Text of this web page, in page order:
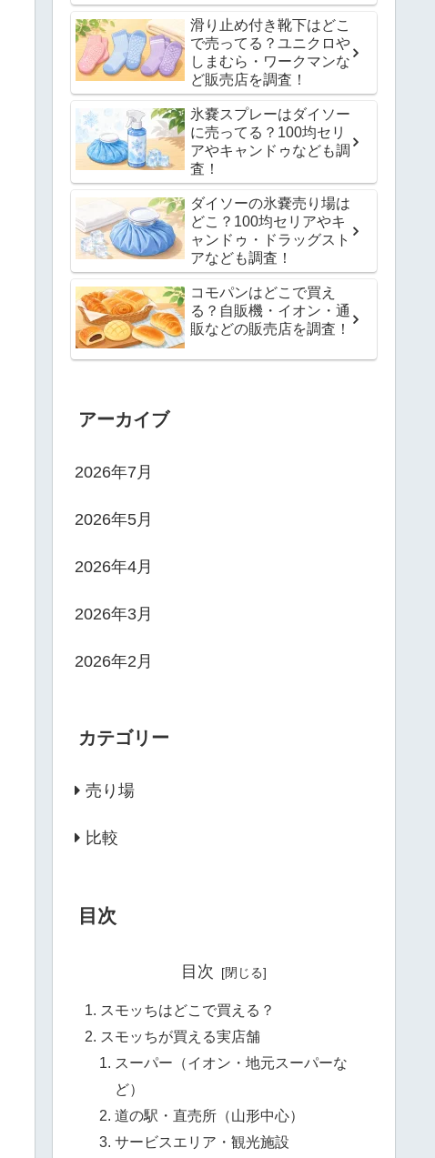
滑り止め付き靴下はどこ
で売ってる？ユニクロや
しまむら・ワークマンな
ど販売店を調査！
氷嚢スプレーはダイソー
に売ってる？100均セリ
アやキャンドゥなども調
査！
ダイソーの氷嚢売り場は
どこ？100均セリアやキ
ャンドゥ・ドラッグスト
アなども調査！
コモパンはどこで買え
る？自販機・イオン・通
販などの販売店を調査！
アーカイブ
2026年7月
2026年5月
2026年4月
2026年3月
2026年2月
カテゴリー
売り場
比較
目次
目次
スモッちはどこで買える？
スモッちが買える実店舗
スーパー（イオン・地元スーパーな
ど）
道の駅・直売所（山形中心）
サービスエリア・観光施設